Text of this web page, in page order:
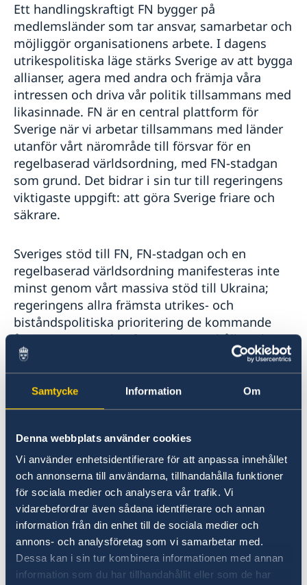
Samtycke Information Om
Denna webbplats använder cookies
Vi använder enhetsidentifierare för att anpassa innehållet
och annonserna till användarna, tillhandahålla funktioner
för sociala medier och analysera vår trafik. Vi
vidarebefordrar även sådana identifierare och annan
information från din enhet till de sociala medier och
annons- och analysföretag som vi samarbetar med.
Dessa kan i sin tur kombinera informationen med annan
information som du har tillhandahållit eller som de har
Ett handlingskraftigt FN bygger på
medlemsländer som tar ansvar, samarbetar och
möjliggör organisationens arbete. I dagens
utrikespolitiska läge stärks Sverige av att bygga
allianser, agera med andra och främja våra
intressen och driva vår politik tillsammans med
likasinnade. FN är en central plattform för
Sverige när vi arbetar tillsammans med länder
utanför vårt närområde till försvar för en
regelbaserad världsordning, med FN-stadgan
som grund. Det bidrar i sin tur till regeringens
viktigaste uppgift: att göra Sverige friare och
säkrare.
Sveriges stöd till FN, FN-stadgan och en
regelbaserad världsordning manifesteras inte
minst genom vårt massiva stöd till Ukraina;
regeringens allra främsta utrikes- och
biståndspolitiska prioritering de kommande
åren. Sverige verkar för att upprätthålla och
stärka stödet för Ukraina i FN och hålla
Ryssland ansvarigt för sitt hänsynslösa
aggressionskrig.
rättigheter och hållbar utveckling och
förmedlar humanitärt stöd i kriser. Sverige är
en stor givare och en engagerad partner i det
arbetet.
Genom ett strategiskt agerande i FN-systemet
och gentemot FN-organisationerna säkerställer
Sverige genomslag för regeringens